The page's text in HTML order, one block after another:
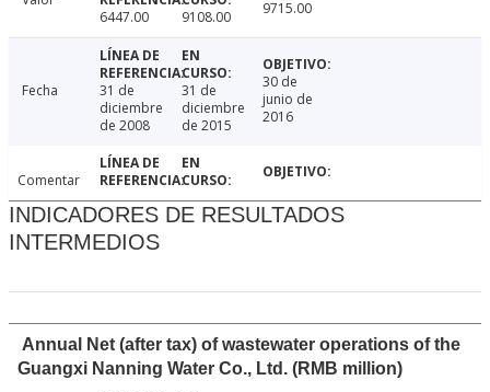
6447.00
9108.00 9715.00
Fecha
31 de
diciembre
de 2008
31 de
diciembre
de 2015
30 de
junio de
2016
Comentar
INDICADORES DE RESULTADOS
INTERMEDIOS
Annual Net (after tax) of wastewater operations of the
Guangxi Nanning Water Co., Ltd. (RMB million)